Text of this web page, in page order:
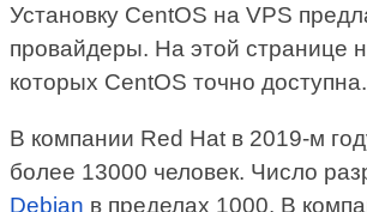
Установку CentOS на VPS
провайдеры. На этой странице
которых CentOS точно доступна.
В компании Red Hat в 2019-м
более 13000 человек. Число
Debian в пределах 1000. В